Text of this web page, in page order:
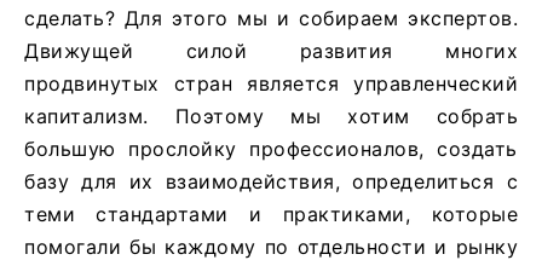
сделать? Для этого мы и собираем экспертов.
Движущей силой развития многих
продвинутых стран является управленческий
капитализм. Поэтому мы хотим собрать
большую прослойку профессионалов, создать
базу для их взаимодействия, определиться с
теми стандартами и практиками, которые
помогали бы каждому по отдельности и рынку